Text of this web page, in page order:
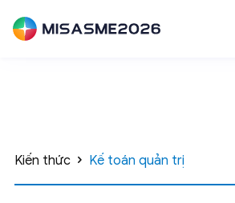
Kiến thức Kế toán quản trị